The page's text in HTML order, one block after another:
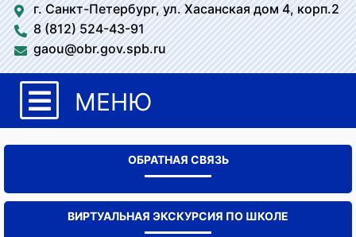
г. Санкт-Петербург, ул. Хасанская дом 4, корп.2
8 (812) 524-43-91
gaou@obr.gov.spb.ru
МЕНЮ
ОБРАТНАЯ СВЯЗЬ
ВИРТУАЛЬНАЯ ЭКСКУРСИЯ ПО ШКОЛЕ